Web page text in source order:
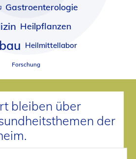
Gastroenterologie
Heilpflanzen
Heilmittellabor
Forschung
bleiben über
der